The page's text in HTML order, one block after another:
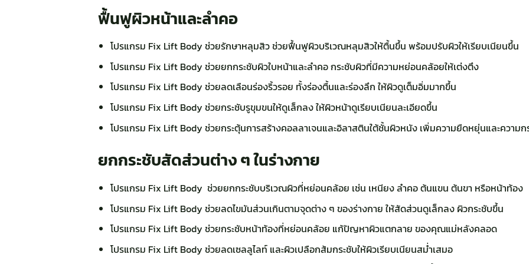
ฟื้นฟูผิวหน้าและลำคอ
โปรแกรม Fix Lift Body ช่วยรักษาหลุมสิว ช่วยฟื้นฟูผิวบริเวณหลุมสิวให้ตื้นขึ้น พร้อมปรับผิวให้เรียบเนียนขึ้น
โปรแกรม Fix Lift Body ช่วยยกกระชับผิวใบหน้าและลำคอ กระชับผิวที่มีความหย่อนคล้อยให้เต่งตึง
โปรแกรม Fix Lift Body ช่วยลดเลือนร่องริ้วรอย ทั้งร่องตื้นและร่องลึก ให้ผิวดูเต็มอิ่มมากขึ้น
โปรแกรม Fix Lift Body ช่วยกระชับรูขุมขนให้ดูเล็กลง ให้ผิวหน้าดูเรียบเนียนละเอียดขึ้น
โปรแกรม Fix Lift Body ช่วยกระตุ้นการสร้างคอลลาเจนและอิลาสตินใต้ชั้นผิวหนัง เพิ่มความยืดหยุ่นและความก
ยกกระชับสัดส่วนต่าง ๆ ในร่างกาย
โปรแกรม Fix Lift Body ช่วยยกกระชับบริเวณผิวที่หย่อนคล้อย เช่น เหนียง ลำคอ ต้นแขน ต้นขา หรือหน้าท้อง
โปรแกรม Fix Lift Body ช่วยลดไขมันส่วนเกินตามจุดต่าง ๆ ของร่างกาย ให้สัดส่วนดูเล็กลง ผิวกระชับขึ้น
โปรแกรม Fix Lift Body ช่วยกระชับหน้าท้องที่หย่อนคล้อย แก้ปัญหาผิวแตกลาย ของคุณแม่หลังคลอด
โปรแกรม Fix Lift Body ช่วยลดเซลลูไลท์ และผิวเปลือกส้มกระชับให้ผิวเรียบเนียนสม่ำเสมอ